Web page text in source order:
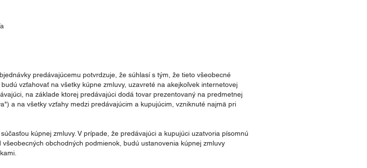
predávajúcemu potvrdzuje, že súhlasí s tým, že tieto všeobecné
vzťahovať na všetky kúpne zmluvy, uzavreté na akejkoľvek internetovej
na základe ktorej predávajúci dodá tovar prezentovaný na predmetnej
a na všetky vzťahy medzi predávajúcim a kupujúcim, vzniknuté najmä pri
kúpnej zmluvy. V prípade, že predávajúci a kupujúci uzatvoria písomnú
obchodných podmienok, budú ustanovenia kúpnej zmluvy